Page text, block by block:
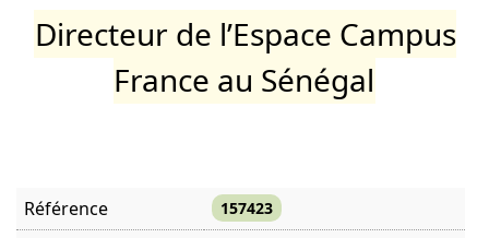
Directeur de l’Espace Campus
France au Sénégal
Référence 157423